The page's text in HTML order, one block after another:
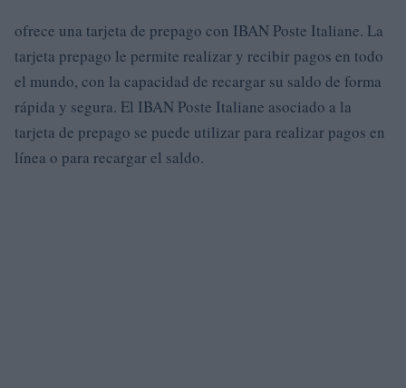
ofrece una tarjeta de prepago con IBAN Poste Italiane. La
tarjeta prepago le permite realizar y recibir pagos en todo
el mundo, con la capacidad de recargar su saldo de forma
rápida y segura. El IBAN Poste Italiane asociado a la
tarjeta de prepago se puede utilizar para realizar pagos en
línea o para recargar el saldo.